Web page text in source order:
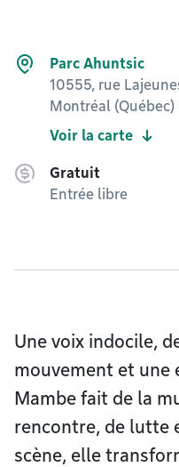
Parc Ahuntsic
10555, rue
Montréal (Québec)
Voir la carte
Gratuit
Entrée libre
Une voix indocile,
mouvement et une
Mambe fait de la
rencontre, de lutte
scène, elle